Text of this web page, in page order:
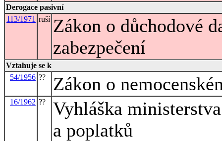
Derogace pasivní
113/1971 ruší Zákon o důchodové
zabezpečení
Vztahuje se k
54/1956 ?? Zákon o
16/1962 ??
Vyhláška
a poplatků